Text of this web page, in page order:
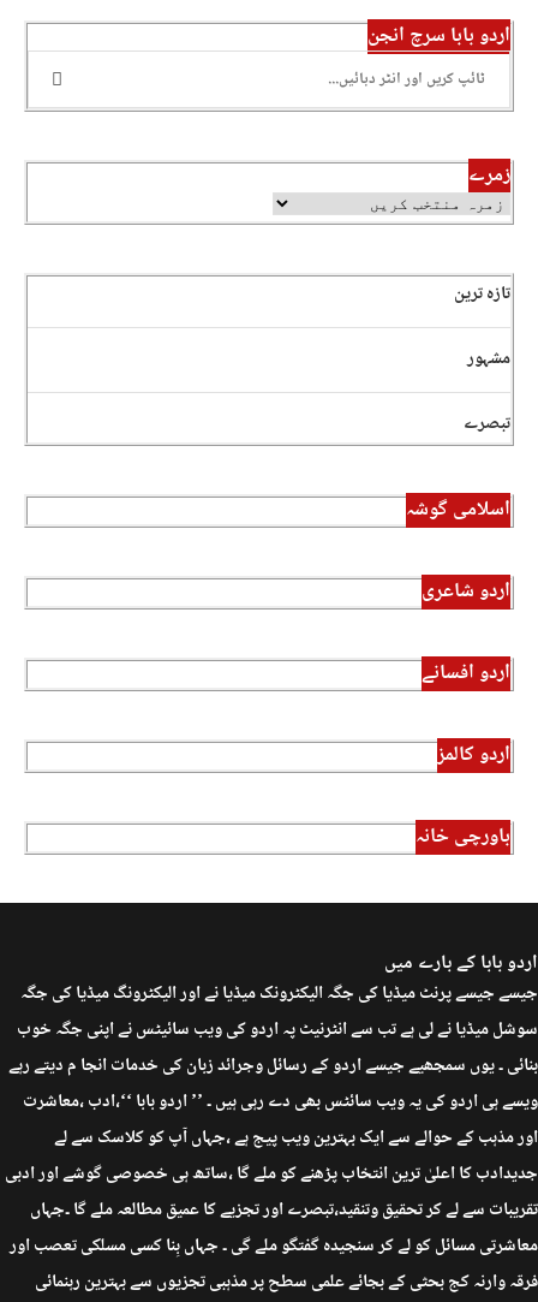
اردو بابا سرچ انجن
زمرے
تازہ ترین
مشہور
تبصرے
اسلامی گوشہ
اردو شاعری
اردو افسانے
اردو کالمز
باورچی خانہ
اردو بابا کے بارے میں
جیسے جیسے پرنٹ میڈیا کی جگہ الیکٹرونک میڈیا نے اور الیکٹرونگ میڈیا کی جگہ
سوشل میڈیا نے لی ہے تب سے انٹرنیٹ پہ اردو کی ویب سائیٹس نے اپنی جگہ خوب
بنائی ۔ یوں سمجھیے جیسے اردو کے رسائل وجرائد زبان کی خدمات انجا م دیتے رہے
ویسے ہی اردو کی یہ ویب سائٹس بھی دے رہی ہیں ۔ ’’ اردو بابا ‘‘،ادب ،معاشرت
اور مذہب کے حوالے سے ایک بہترین ویب پیج ہے ،جہاں آپ کو کلاسک سے لے
جدیدادب کا اعلیٰ ترین انتخاب پڑھنے کو ملے گا ،ساتھ ہی خصوصی گوشے اور ادبی
تقریبات سے لے کر تحقیق وتنقید،تبصرے اور تجزیے کا عمیق مطالعہ ملے گا ۔جہاں
معاشرتی مسائل کو لے کر سنجیدہ گفتگو ملے گی ۔ جہاں بِنا کسی مسلکی تعصب اور
فرقہ وارنہ کج بحثی کے بجائے علمی سطح پر مذہبی تجزیوں سے بہترین رہنمائی